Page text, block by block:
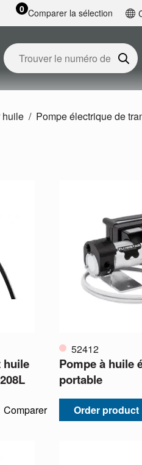
0 Comparer la sélection
huile Pompe électrique de
huile
Comparer
52412
Pompe à huile
portable
Order product